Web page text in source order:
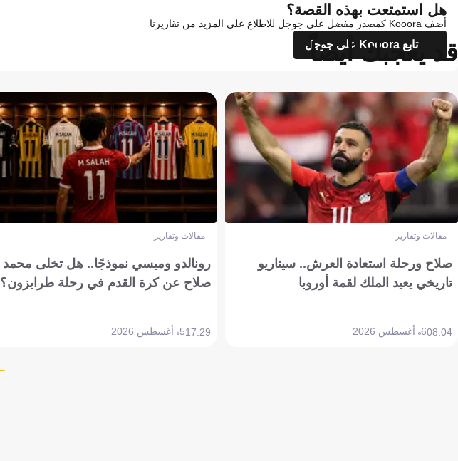
هل استمتعت بهذه القصة؟
أضف Kooora كمصدر مفضل على جوجل للاطلاع على المزيد من تقاريرنا
تابع Kooora على جوجل
قد يعجبك أيضاً
مقالات وتقارير
صلاح ورحلة استعادة العرش.. سيناريو
تاريخي يعيد الملك لقمة أوروبا
08:046 أغسطس 2026
مقالات وتقارير
رونالدو وميسي نموذجًا.. هل تخلى محمد
صلاح عن كرة القدم في رحلة طرابزون؟
17:295 أغسطس 2026